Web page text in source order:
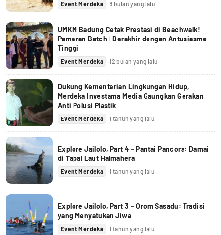
Event Merdeka 8 bulan yang lalu
UMKM Badung Cetak Prestasi di Beachwalk!
Pameran Batch I Berakhir dengan Antusiasme
Tinggi
Event Merdeka 12 bulan yang lalu
Dukung Kementerian Lingkungan Hidup,
Merdeka Investama Media Gaungkan Gerakan
Anti Polusi Plastik
Event Merdeka 1 tahun yang lalu
Explore Jailolo, Part 4 – Pantai Pancora: Damai
di Tapal Laut Halmahera
Event Merdeka 1 tahun yang lalu
Explore Jailolo, Part 3 – Orom Sasadu: Tradisi
yang Menyatukan Jiwa
Event Merdeka 1 tahun yang lalu